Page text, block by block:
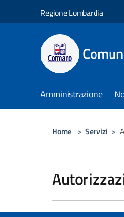
Regione Lombardia
Amministrazione
Home > Servizi >